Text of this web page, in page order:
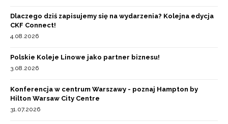
Dlaczego dziś zapisujemy się na wydarzenia? Kolejna edycja
CKF Connect!
4.08.2026
Polskie Koleje Linowe jako partner biznesu!
3.08.2026
Konferencja w centrum Warszawy - poznaj Hampton by
Hilton Warsaw City Centre
31.07.2026